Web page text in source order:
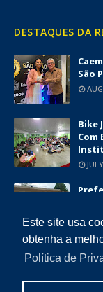
Este site usa
obtenha a
Política de
DESTAQUES DA
São
Bike
Com